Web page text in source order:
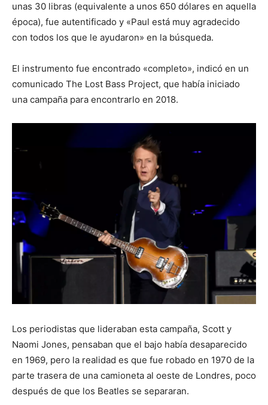
unas 30 libras (equivalente a unos 650 dólares en aquella
época), fue autentificado y «Paul está muy agradecido
con todos los que le ayudaron» en la búsqueda.
El instrumento fue encontrado «completo», indicó en un
comunicado The Lost Bass Project, que había iniciado
una campaña para encontrarlo en 2018.
Los periodistas que lideraban esta campaña, Scott y
Naomi Jones, pensaban que el bajo había desaparecido
en 1969, pero la realidad es que fue robado en 1970 de la
parte trasera de una camioneta al oeste de Londres, poco
después de que los Beatles se separaran.